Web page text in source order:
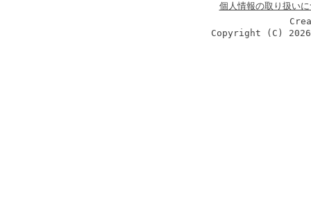
個人情報の取り扱い
Copyright (C)